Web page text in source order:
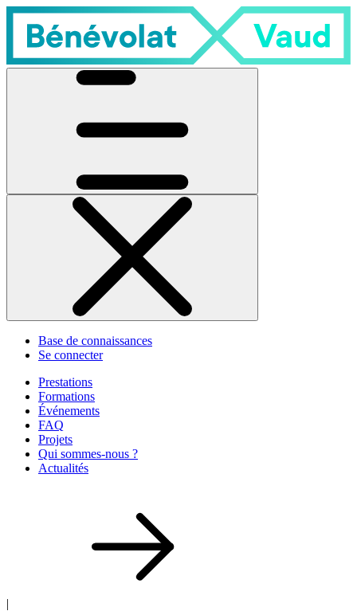
Base de connaissances
Se connecter
Prestations
Formations
Événements
FAQ
Projets
Qui sommes-nous ?
Actualités
|